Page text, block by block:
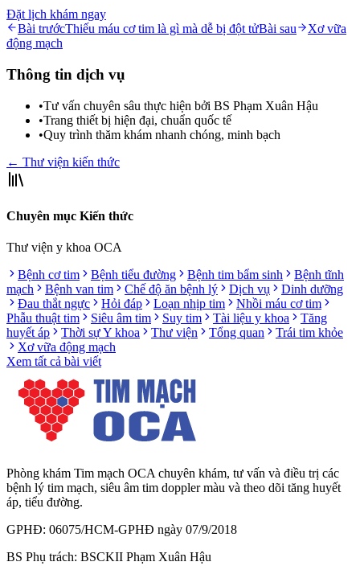
Đặt lịch khám ngay
Bài trướcThiếu máu cơ tim là gì mà dễ bị đột tửBài sau
Xơ vữa
động mạch
Thông tin dịch vụ
•Tư vấn chuyên sâu thực hiện bởi BS Phạm Xuân Hậu
•Trang thiết bị hiện đại, chuẩn quốc tế
•Quy trình thăm khám nhanh chóng, minh bạch
← Thư viện kiến thức
Chuyên mục Kiến thức
Thư viện y khoa OCA
Bệnh cơ tim
Bệnh tiểu đường Bệnh tim bẩm sinh
Bệnh tĩnh
mạch
Bệnh van tim Chế độ ăn bệnh lý Dịch vụ
Dinh dưỡng
Đau thắt ngực
Hỏi đáp Loạn nhịp tim
Nhồi máu cơ tim
Phẫu thuật tim
Siêu âm tim Suy tim Tài liệu y khoa
Tăng
huyết áp
Thời sự Y khoa Thư viện Tổng quan
Trái tim khỏe
Xơ vữa động mạch
Xem tất cả bài viết
Phòng khám Tim mạch OCA chuyên khám, tư vấn và điều trị các
bệnh lý tim mạch, siêu âm tim doppler màu và theo dõi tăng huyết
áp, tiểu đường.
GPHĐ: 06075/HCM-GPHĐ ngày 07/9/2018
BS Phụ trách: BSCKII Phạm Xuân Hậu